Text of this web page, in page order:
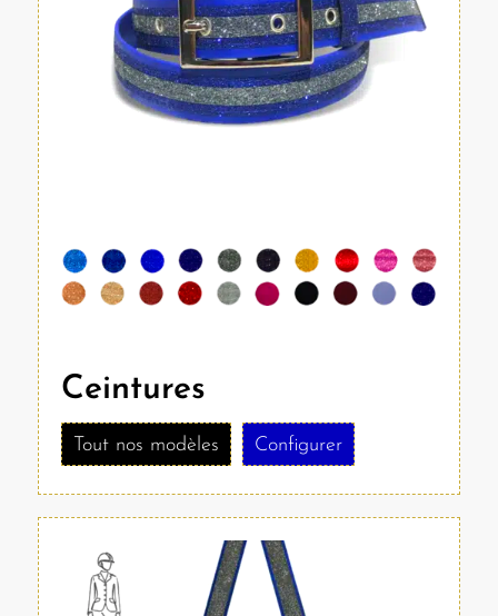
Ceintures
Tout nos modèles Configurer